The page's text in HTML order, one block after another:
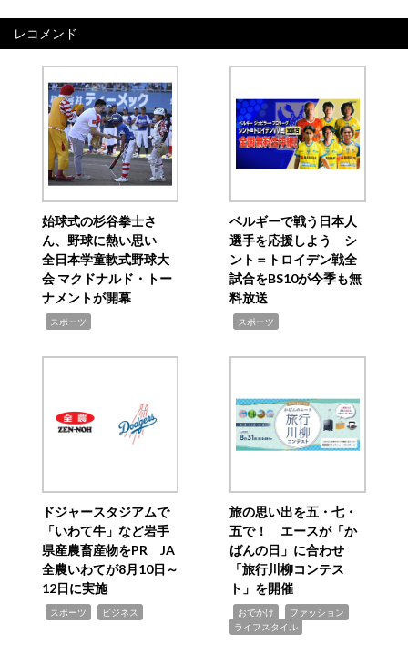
レコメンド
始球式の杉谷拳士さ
ん、野球に熱い思い
全日本学童軟式野球大
会 マクドナルド・トー
ナメントが開幕
スポーツ
ベルギーで戦う日本人
選手を応援しよう シ
ント＝トロイデン戦全
試合をBS10が今季も無
料放送
スポーツ
ドジャースタジアムで
「いわて牛」など岩手
県産農畜産物をPR JA
全農いわてが8月10日～
12日に実施
スポーツ ビジネス
旅の思い出を五・七・
五で！ エースが「か
ばんの日」に合わせ
「旅行川柳コンテス
ト」を開催
おでかけ ファッション
ライフスタイル